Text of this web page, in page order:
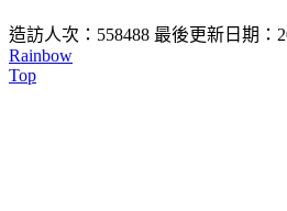
造訪人次：558488 最後更新日期：
Rainbow
Top